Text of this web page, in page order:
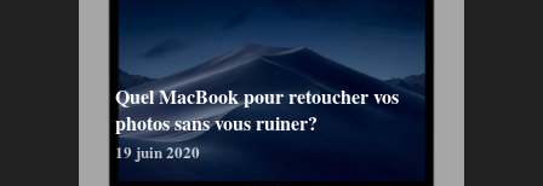
Quel MacBook pour retoucher vos
photos sans vous ruiner?
19 juin 2020